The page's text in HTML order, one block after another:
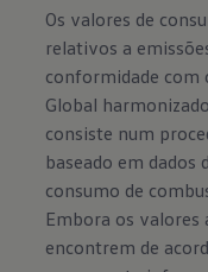
Os valores de
relativos a
conformidade com
Global
consiste num
baseado em dados
consumo de
Embora os valores
encontrem de